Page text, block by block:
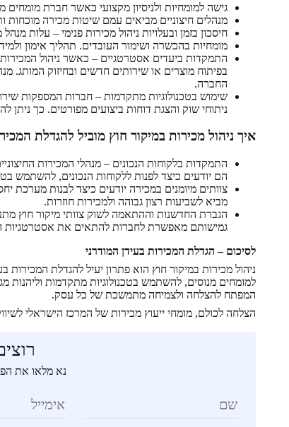
גישה למומחיות ולניסיון מקצועי כאשר חברת מומחים
מנהלים חיצוניים מביאים עמם שיטות מכירה
חיסכון בזמן ובעלויות ניהול מכירות פנימי – עלות
מומחיות בהכשרה ושימור העובדים. תהליך אימון
התמקדות ביעדים אסטרטגיים – כאשר ניהול
בפיתוח מוצרים או שירותים חדשים ובחיזוק המותג.
החברה.
שימוש בטכנולוגיות מתקדמות – חברות המספקות
ניתוחי שוק והצגת דוחות ביצועים מפורטים. כך ניתן
איך ניהול מכירות במיקור חוץ מוביל להגדלת
התמקדות בלקוחות הנכונים – מנהלי המכירות
הם יודעים כיצד לפנות ללקוחות הנכונים, להשתמש
צוותים מיומנים במכירה יודעים כיצד לבנות מערכת
מביא לשביעות רצון גבוהה ולמכירות חוזרות.
הגברת החדשנות וההתאמה לשוק צוותי מיקור חוץ
גמישותם מאפשרת לחברות להתאים את אסטרטגיות
לסיכום – הגדלת המכירות בעידן המודרני
ניהול מכירות במיקור חוץ הוא פתרון יעיל להגדלת
למומחים מנוסים, להשתמש בטכנולוגיות מתקדמות וליהנות
המפתח להצלחה ולצמיחה מתמשכת של כל עסק.
הצלחה לכולם, מומחי ייעוץ מכירות של המרכז הישראלי
נא מלאו את